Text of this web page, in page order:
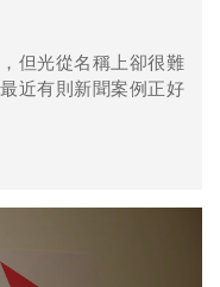
但光從名稱上卻很難
近有則新聞案例正好